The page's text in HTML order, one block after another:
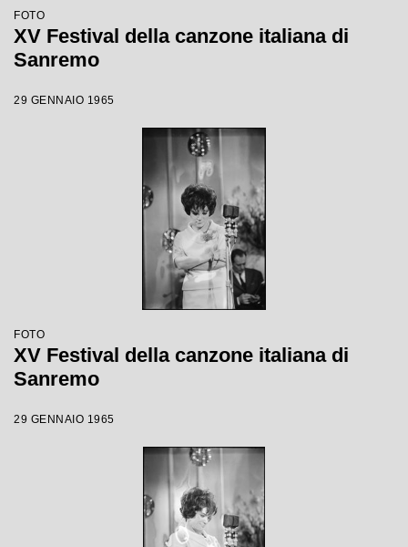
FOTO
XV Festival della canzone italiana di
Sanremo
29 GENNAIO 1965
FOTO
XV Festival della canzone italiana di
Sanremo
29 GENNAIO 1965